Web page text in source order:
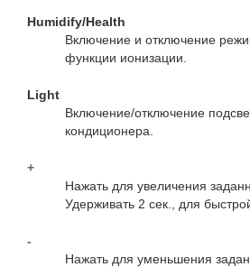
Humidify/Health
Включение и отключение
функции ионизации.
Light
Включение/отключение
кондиционера.
+
Нажать для увеличения
Удерживать 2 сек., для
-
Нажать для уменьшения